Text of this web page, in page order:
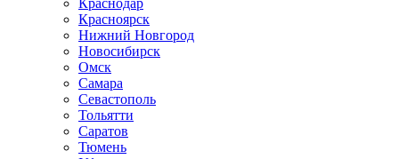
Краснодар
Красноярск
Нижний Новгород
Новосибирск
Омск
Самара
Севастополь
Тольятти
Саратов
Тюмень